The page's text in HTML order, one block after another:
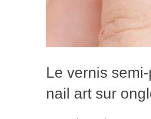
Le vernis
nail art sur